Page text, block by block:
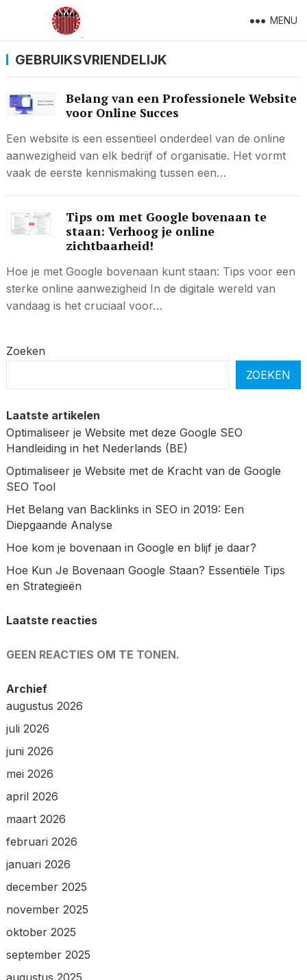
MENU
GEBRUIKSVRIENDELIJK
Belang van een Professionele Website
voor Online Succes
Een website is een essentieel onderdeel van de online
aanwezigheid van elk bedrijf of organisatie. Het vormt
vaak de eerste kennismaking tussen een…
Tips om met Google bovenaan te
staan: Verhoog je online
zichtbaarheid!
Hoe je met Google bovenaan kunt staan: Tips voor een
sterke online aanwezigheid In de digitale wereld van
vandaag is het cruciaal voor…
Zoeken
ZOEKEN
Laatste artikelen
Optimaliseer je Website met deze Google SEO
Handleiding in het Nederlands (BE)
Optimaliseer je Website met de Kracht van de Google
SEO Tool
Het Belang van Backlinks in SEO in 2019: Een
Diepgaande Analyse
Hoe kom je bovenaan in Google en blijf je daar?
Hoe Kun Je Bovenaan Google Staan? Essentiële Tips
en Strategieën
Laatste reacties
GEEN REACTIES OM TE TONEN.
Archief
augustus 2026
juli 2026
juni 2026
mei 2026
april 2026
maart 2026
februari 2026
januari 2026
december 2025
november 2025
oktober 2025
september 2025
augustus 2025